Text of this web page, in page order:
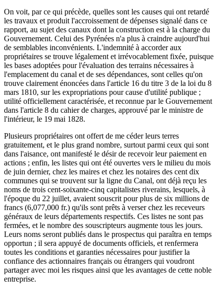
On voit, par ce qui précède, quelles sont les causes qui ont retardé
les travaux et produit l'accroissement de dépenses signalé dans ce
rapport, au sujet des canaux dont la construction est à la charge du
Gouvernement. Celui des Pyrénées n'a plus à craindre aujourd'hui
de semblables inconvénients. L'indemnité à accorder aux
propriétaires se trouve légalement et irrévocablement fixée, puisque
les bases adoptées pour l'évaluation des terrains nécessaires à
l'emplacement du canal et de ses dépendances, sont celles qu'on
trouve clairement énoncées dans l'article 16 du titre 3 de la loi du 8
mars 1810, sur les expropriations pour cause d'utilité publique ;
utilité officiellement caractérisée, et reconnue par le Gouvernement
dans l'article 8 du cahier de charges, approuvé par le ministre de
l'intérieur, le 19 mai 1828.
Plusieurs propriétaires ont offert de me céder leurs terres
gratuitement, et le plus grand nombre, surtout parmi ceux qui sont
dans l'aisance, ont manifesté le désir de recevoir leur paiement en
actions ; enfin, les listes qui ont été ouvertes vers le milieu du mois
de juin dernier, chez les maires et chez les notaires des cent dix
communes qui se trouvent sur la ligne du Canal, ont déjà reçu les
noms de trois cent-soixante-cinq capitalistes riverains, lesquels, à
l'époque du 22 juillet, avaient souscrit pour plus de six millions de
francs (6,077,000 fr.) qu'ils sont prêts à verser chez les receveurs
généraux de leurs départements respectifs. Ces listes ne sont pas
fermées, et le nombre des souscripteurs augmente tous les jours.
Leurs noms seront publiés dans le prospectus qui paraîtra en temps
opportun ; il sera appuyé de documents officiels, et renfermera
toutes les conditions et garanties nécessaires pour justifier la
confiance des actionnaires français ou étrangers qui voudront
partager avec moi les risques ainsi que les avantages de cette noble
entreprise.